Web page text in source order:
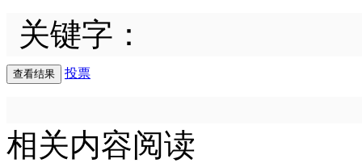
关键字：
投票
相关内容阅读